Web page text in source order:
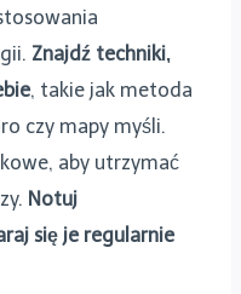
Znajdź techniki,
, takie jak metoda
czy mapy myśli.
aby utrzymać
Notuj
się je regularnie